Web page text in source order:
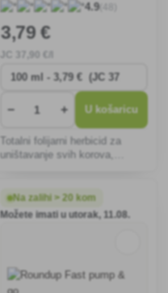
4.9(48)
3,79 €
− + U košaricu
Totalni folijarni herbicid za
uništavanje svih korova,
travnatih površina.
Na zalihi > 20 kom
Možete imati u utorak, 11.08.